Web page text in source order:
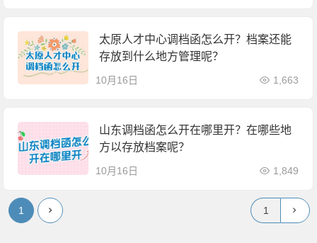
太原人才中心调档函怎么开？档案还能
存放到什么地方管理呢？
10月16日 1,663
山东调档函怎么开在哪里开？在哪些地
方以存放档案呢？
10月16日 1,849
1